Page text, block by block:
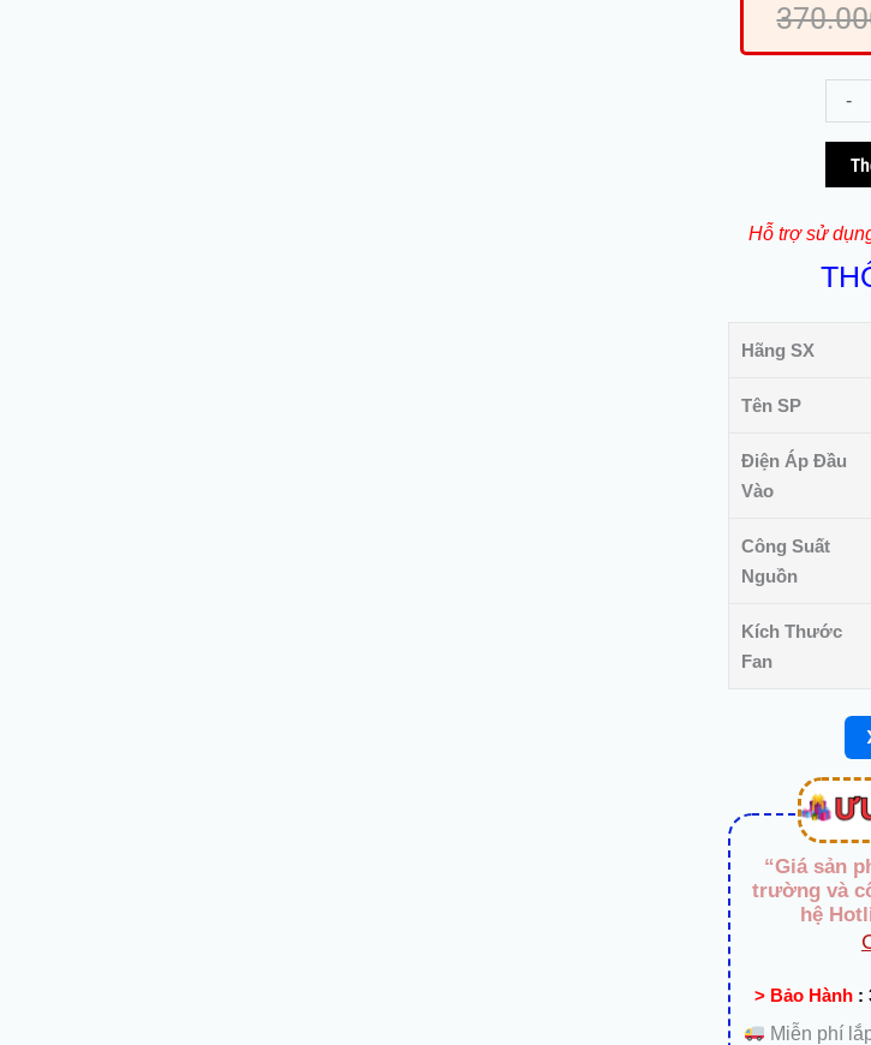
-
Máy
Tính
VSP
|
Hỗ trợ sử
Hãng SX
Tên SP
Điện Áp Đầu
Vào
Công Suất
Nguồn
Kích Thước
Fan
“Giá sản
trường và
hệ
> Bảo Hành :
Miễn phí